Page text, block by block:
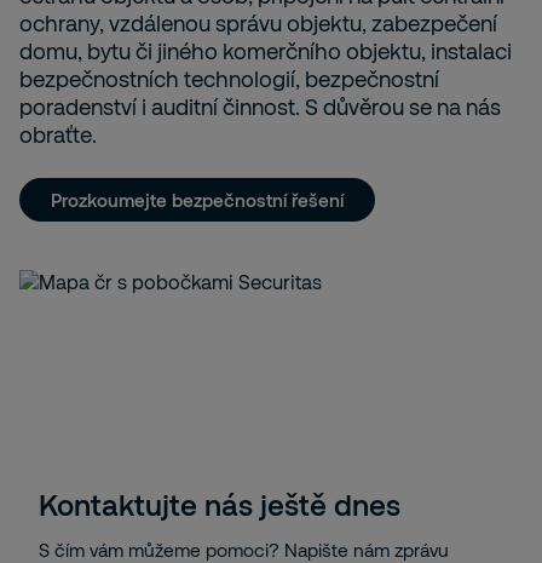
ochrany, vzdálenou správu objektu, zabezpečení
domu, bytu či jiného komerčního objektu, instalaci
bezpečnostních technologií, bezpečnostní
poradenství i auditní činnost. S důvěrou se na nás
obraťte.
Prozkoumejte bezpečnostní řešení
Kontaktujte nás ještě dnes
S čím vám můžeme pomoci? Napište nám zprávu